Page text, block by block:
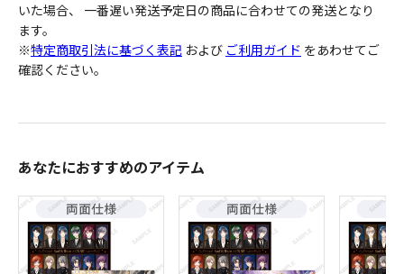
いた場合、 一番遅い発送予定日の商品に合わせての発送となり
ます。
※特定商取引法に基づく表記 および ご利用ガイド をあわせてご
確認ください。
あなたにおすすめのアイテム